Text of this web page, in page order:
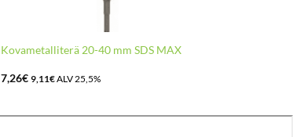
Kovametalliterä 20-40 mm SDS MAX
7,26€ 9,11€ALV 25,5%